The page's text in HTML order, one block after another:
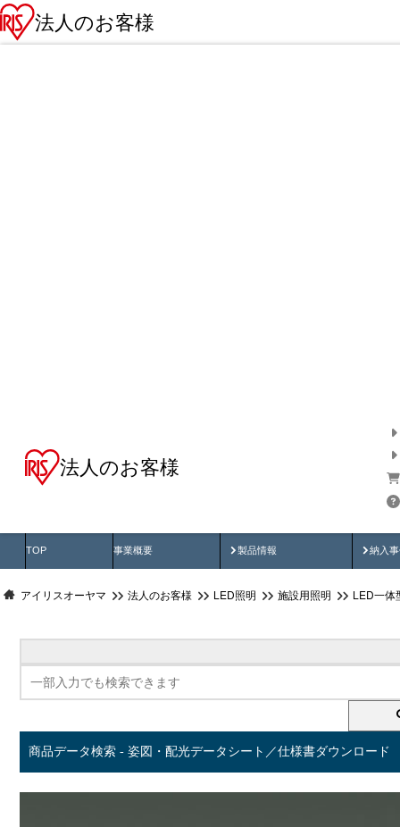
法人のお客様
法人のお客様
TOP 事業概要 製品情報
製品動画 納入
納
アイリスオーヤマ 法人のお客様 LED照明 施設用照明 LED一体
商品データ検索 - 姿図・配光データシート／仕様書ダウンロード